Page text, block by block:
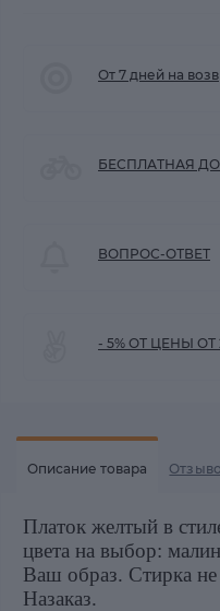
От 7 дней на
БЕСПЛАТНАЯ
ВОПРОС-ОТВЕТ
- 5% ОТ ЦЕНЫ
Описание товара
Платок желтый в
цвета на выбор:
Ваш образ. Стирка не
Назаказ.